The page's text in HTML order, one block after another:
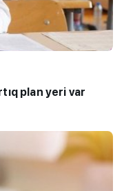
plan yeri var